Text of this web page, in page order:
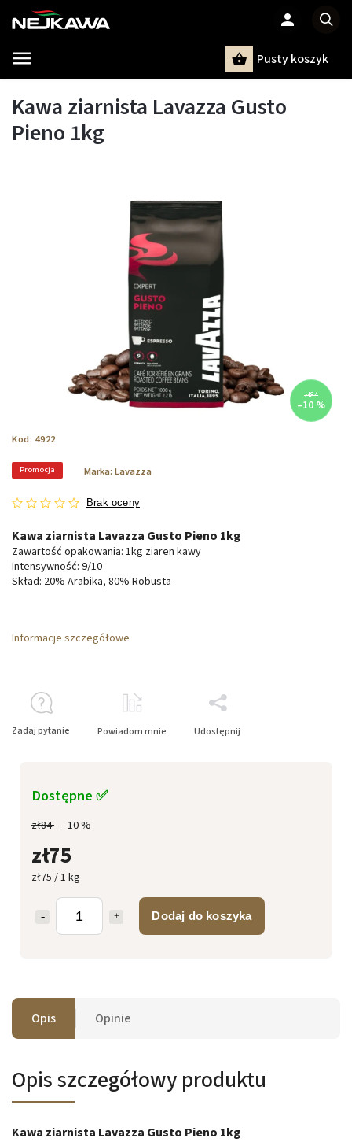
Pusty koszyk
Kawa ziarnista Lavazza Gusto
Pieno 1kg
zł84
–10 %
Kod: 4922
Promocja
Brak oceny
Marka: Lavazza
zł84 –10 %
zł75
zł75 / 1 kg
Dodaj do koszyka
Dostępne ✅
Kawa ziarnista Lavazza Gusto Pieno 1kg
Zawartość opakowania: 1kg ziaren kawy
Intensywność: 9/10
Skład: 20% Arabika, 80% Robusta
Informacje szczegółowe
Zadaj pytanie Powiadom mnie Udostępnij
Opis Opinie
Opis szczegółowy produktu
Kawa ziarnista Lavazza Gusto Pieno 1kg